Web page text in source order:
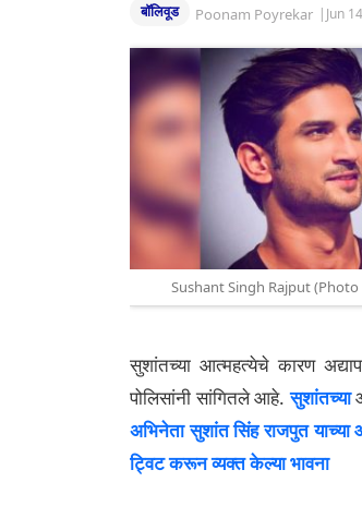
बॉलिवूड Poonam Poyrekar | Jun
Sushant Singh Rajput
सुशांतच्या आत्महत्येचे कारण
पोलिसांनी सांगितले आहे.सुशांतच्या
अभिनेता सुशांत सिंह राजपुत
ट्विट करून व्यक्त केल्या भावना